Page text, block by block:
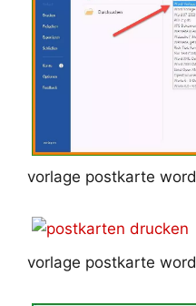
vorlage postkarte word
vorlage postkarte word